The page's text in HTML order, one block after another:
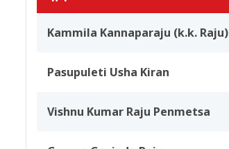
Kammila Kannaparaju (k.k. Raju)
Pasupuleti Usha Kiran
Vishnu Kumar Raju Penmetsa